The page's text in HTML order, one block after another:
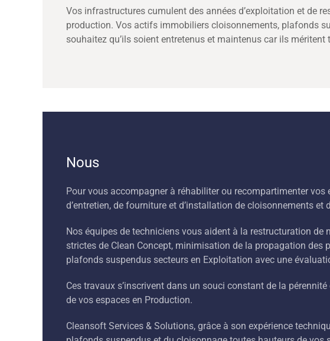
Vos infrastructures cumulent des années d’exploitation et de
production. Vos actifs immobiliers cloisonnements, plafonds
souhaitez qu’ils soient entretenus et maintenus car ils méritent
Nous
Pour vous accompagner à réhabiliter ou recompartimenter
d’entretien, de fourniture et d’installation de cloisonnements et
Nos équipes de techniciens vous aident à la restructuration
strictes de Clean Concept, minimisation de la propagation des
plafonds suspendus secteurs en Exploitation avec une
Ces travaux s’inscrivent dans un souci constant de la
de vos espaces en Production.
Cleansoft Services & Solutions, grâce à son expérience